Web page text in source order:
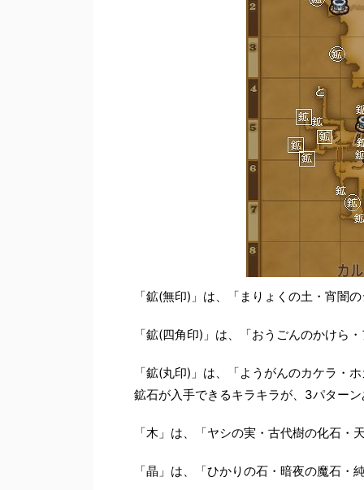
「鉱(無印)」は、「まりょくの土・宵闇
「鉱(四角印)」は、「おうごんのかけら
「鉱(丸印)」は、「ようがんのカケラ・
鉱石が入手できるキラキラが、3パター
「木」は、「ヤシの実・古代樹の化石・
「晶」は、「ひかりの石・暗夜の魔石・